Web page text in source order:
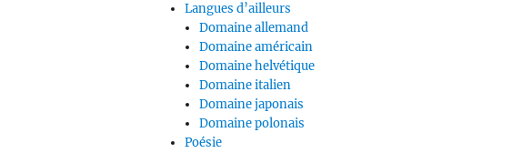
Langues d’ailleurs
Domaine allemand
Domaine américain
Domaine helvétique
Domaine italien
Domaine japonais
Domaine polonais
Poésie